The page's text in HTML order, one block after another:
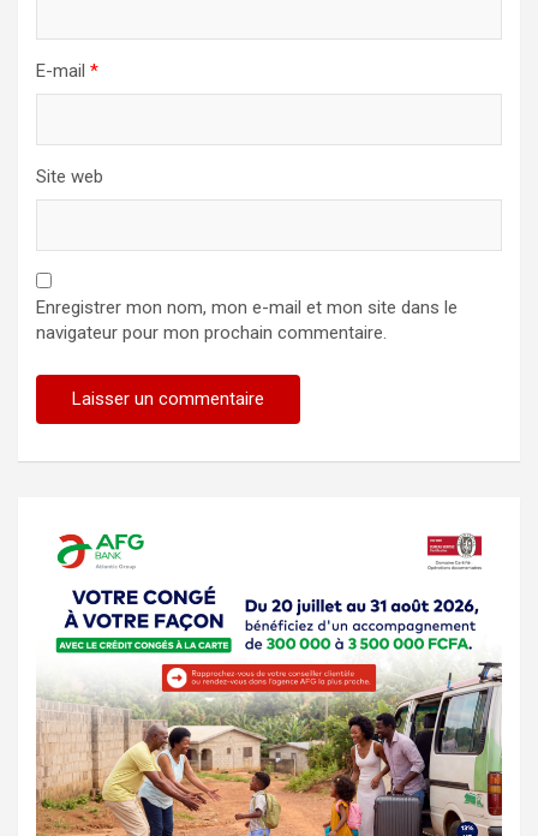
E-mail *
Site web
Enregistrer mon nom, mon e-mail et mon site dans le
navigateur pour mon prochain commentaire.